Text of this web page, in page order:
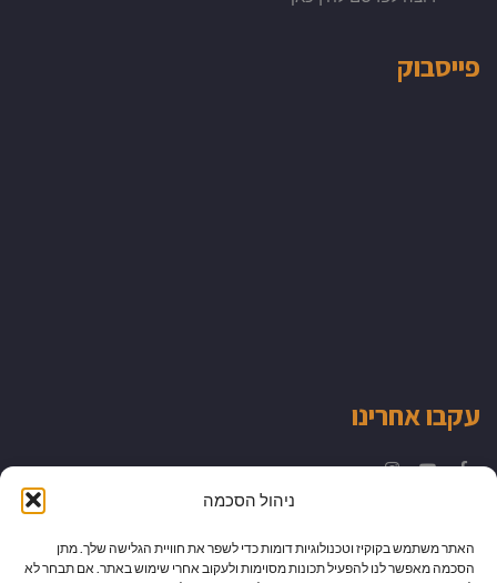
ניהול הסכמה
האתר משתמש בקוקיז וטכנולוגיות דומות כדי לשפר את חוויית הגלישה שלך. מתן
הסכמה מאפשר לנו להפעיל תכונות מסוימות ולעקוב אחרי שימוש באתר. אם תבחר לא
פייסבוק
עקבו אחרינו